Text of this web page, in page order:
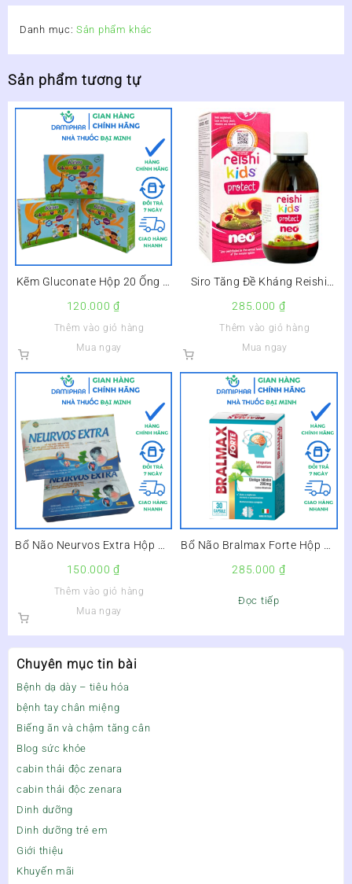
Chuyên mục tin bài
Bệnh dạ dày – tiêu hóa
bệnh tay chân miệng
Biếng ăn và chậm tăng cân
Blog sức khỏe
cabin thải độc zenara
cabin thải độc zenara
Dinh dưỡng
Dinh dưỡng trẻ em
Giới thiệu
Khuyến mãi
Danh mục: Sản phẩm khác
Sản phẩm tương tự
Kẽm Gluconate Hộp 20 Ống –
Đề Kháng –
120.000₫
Thêm vào giỏ hàng
Mua ngay
Siro Tăng Đề Kháng Reishi
150ml –
285.000 ₫
Thêm vào giỏ hàng
Mua ngay
Bổ Não Neurvos Extra Hộp 20
150.000₫
Thêm vào giỏ hàng
Mua ngay
Bổ Não Bralmax Forte Hộp 30
285.000 ₫
Đọc tiếp